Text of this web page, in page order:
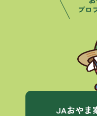
JAおやま